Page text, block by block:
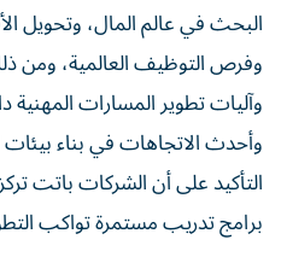
البحث في عالم المال، وتحويل
وفرص التوظيف العالمية، ومن
وآليات تطوير المسارات
وأحدث الاتجاهات في بناء بيئات
التأكيد على أن الشركات باتت
برامج تدريب مستمرة تواكب